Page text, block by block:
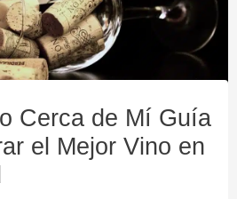
Cerca de Mí Guía
el Mejor Vino en